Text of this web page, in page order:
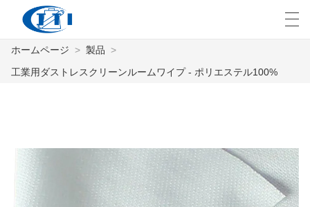
カスタマイズ
العربية česky
ホームページ > 製品 >
工業用ダストレスクリーンルームワイプ - ポリエステル100%